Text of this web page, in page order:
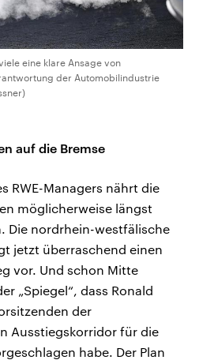
eine klare Ansage von
der Automobilindustrie
auf die Bremse
RWE-Managers nährt die
möglicherweise längst
Die nordrhein-westfälische
jetzt überraschend einen
vor. Und schon Mitte
„Spiegel“, dass Ronald
der
Ausstiegskorridor für die
habe. Der Plan